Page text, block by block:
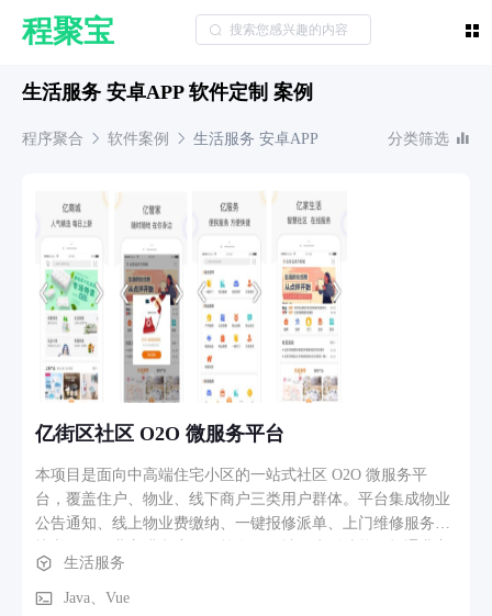
程聚宝
生活服务 安卓APP 软件定制 案例
程序聚合 软件案例 生活服务 安卓APP 分类筛选
亿街区社区 O2O 微服务平台
本项目是面向中高端住宅小区的一站式社区 O2O 微服务平
台，覆盖住户、物业、线下商户三类用户群体。平台集成物业
公告通知、线上物业费缴纳、一键报修派单、上门维修服务、
缴费、物业工单、商户服务数据，实现小区生活服务线上闭
环，满足小区日常管理与居民便民需求。
生活服务
Java、Vue